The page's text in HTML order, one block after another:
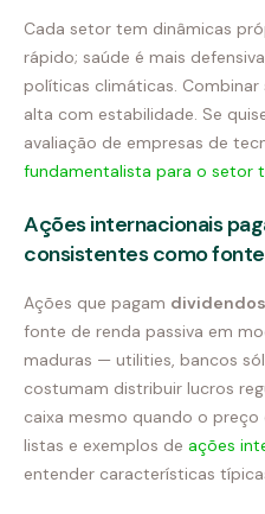
Cada setor tem dinâmicas
rápido; saúde é mais
políticas climáticas.
alta com estabilidade. Se
avaliação de empresas de
fundamentalista para o setor
Ações internacionais
consistentes como
Ações que pagam
fonte de renda passiva em
maduras — utilities, bancos
costumam distribuir lucros
caixa mesmo quando o preço
listas e exemplos de ações
entender características